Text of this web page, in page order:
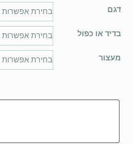
דגם
בדיד או כפול
מעצור